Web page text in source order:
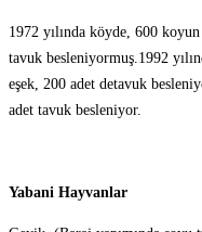
1972 yılında köyde, 600
tavuk besleniyormuş.1992
eşek, 200 adet detavuk
adet tavuk besleniyor.
Yabani Hayvanlar